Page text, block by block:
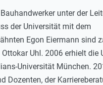
unter der
der Universität mit dem
Egon Eiermann sind
Uhl. 2006 erhielt die
Universität München.
Dozenten, der